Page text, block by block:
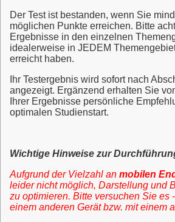
Der Test ist bestanden, wenn Sie
möglichen Punkte erreichen. Bitte
Ergebnisse in den einzelnen
idealerweise in JEDEM
erreicht haben.
Ihr Testergebnis wird sofort nach
angezeigt. Ergänzend erhalten Sie
Ihrer Ergebnisse persönliche
optimalen Studienstart.
Wichtige Hinweise zur
Aufgrund der Vielzahl an mobilen
leider nicht möglich, Darstellung und
zu optimieren. Bitte versuchen Sie es
einem anderen Gerät bzw. mit einem